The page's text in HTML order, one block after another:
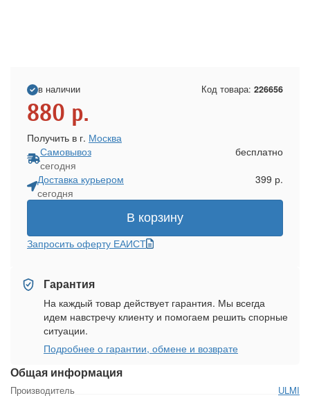
Общая информация
Производитель ULMI
в наличии Код товара: 226656
880 р.
Получить в г. Москва
Самовывоз
сегодня
бесплатно
Доставка курьером
сегодня
399 р.
В корзину
Запросить оферту ЕАИСТ
Гарантия
На каждый товар действует гарантия. Мы всегда
идем навстречу клиенту и помогаем решить спорные
ситуации.
Подробнее о гарантии, обмене и возврате